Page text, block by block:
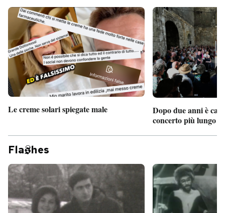
Le creme solari spiegate male
Dopo due anni è
concerto più lungo
Fla hes